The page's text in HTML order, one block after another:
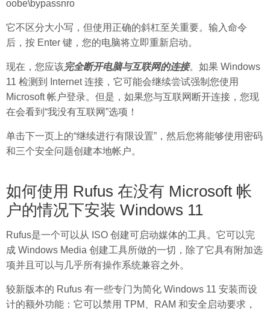
oobe\bypassnro
它不区分大小写，但使用正确的斜杠至关重要。输入命令
后，按 Enter 键，您的电脑将立即重新启动。
现在，您应该完全断开电脑与互联网的连接。如果 Windows
11 检测到 Internet 连接，它可能会继续尝试强制您使用
Microsoft 帐户登录。但是，如果您与互联网断开连接，您现
在会看到“我没有互联网”选项！
单击下一页上的“继续进行有限设置”，然后您将能够使用密码
和三个安全问题创建本地帐户。
如何使用 Rufus 在没有 Microsoft 帐
户的情况下安装 Windows 11
Rufus是一个可以从 ISO 创建可启动媒体的工具。它可以完
成 Windows Media 创建工具所做的一切，除了它具有附加选
项并且可以与几乎所有操作系统兼容之外。
较新版本的 Rufus 有一些专门为简化 Windows 11 安装而设
计的额外功能：它可以禁用 TPM、RAM 和安全启动要求，